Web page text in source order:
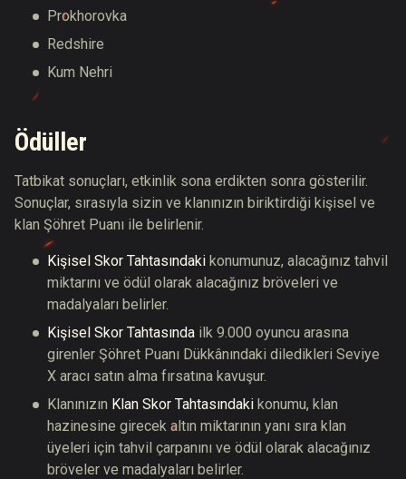
Prokhorovka
Redshire
Kum Nehri
Ödüller
Tatbikat sonuçları, etkinlik sona erdikten sonra gösterilir.
Sonuçlar, sırasıyla sizin ve klanınızın biriktirdiği kişisel ve
klan Şöhret Puanı ile belirlenir.
Kişisel Skor Tahtasındaki konumunuz, alacağınız tahvil
miktarını ve ödül olarak alacağınız bröveleri ve
madalyaları belirler.
Kişisel Skor Tahtasında ilk 9.000 oyuncu arasına
girenler Şöhret Puanı Dükkânındaki diledikleri Seviye
X aracı satın alma fırsatına kavuşur.
Klanınızın Klan Skor Tahtasındaki konumu, klan
hazinesine girecek altın miktarının yanı sıra klan
üyeleri için tahvil çarpanını ve ödül olarak alacağınız
bröveler ve madalyaları belirler.